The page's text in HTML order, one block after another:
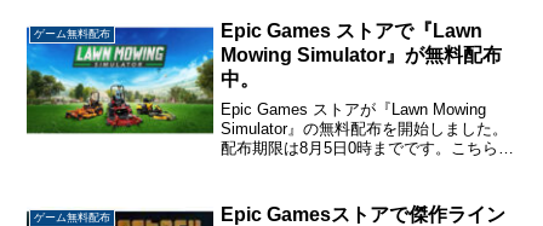
ゲーム無料配布
Epic Games ストアで『Lawn
Mowing Simulator』が無料配布
中。
Epic Games ストアが『Lawn Mowing
Simulator』の無料配布を開始しました。
配布期限は8月5日0時までです。こちらか
ゲーム無料配布
Epic Gamesストアで傑作ライン